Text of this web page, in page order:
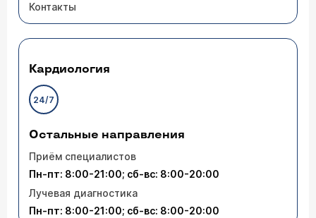
Контакты
Кардиология
24/7
Остальные направления
Приём специалистов
Пн-пт: 8:00-21:00; сб-вс: 8:00-20:00
Лучевая диагностика
Пн-пт: 8:00-21:00; сб-вс: 8:00-20:00